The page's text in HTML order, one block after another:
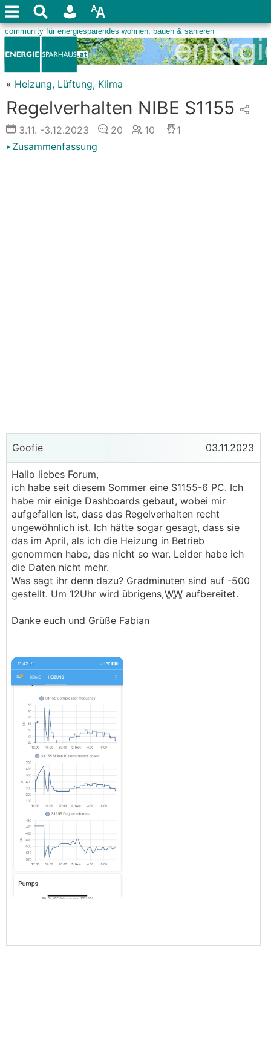
« Heizung, Lüftung, Klima
Regelverhalten NIBE S1155
3.11. -3.12.2023 20 10
1
Zusammenfassung
Goofie 03.11.2023
Hallo liebes Forum,
ich habe seit diesem Sommer eine S1155-6 PC. Ich
habe mir einige Dashboards gebaut, wobei mir
aufgefallen ist, dass das Regelverhalten recht
ungewöhnlich ist. Ich hätte sogar gesagt, dass sie
das im April, als ich die Heizung in Betrieb
genommen habe, das nicht so war. Leider habe ich
die Daten nicht mehr.
Was sagt ihr denn dazu? Gradminuten sind auf -500
gestellt. Um 12Uhr wird übrigens WW aufbereitet.
Danke euch und Grüße Fabian